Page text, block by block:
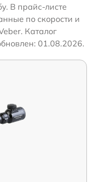
В прайс-листе
по скорости и
Каталог
01.08.2026.